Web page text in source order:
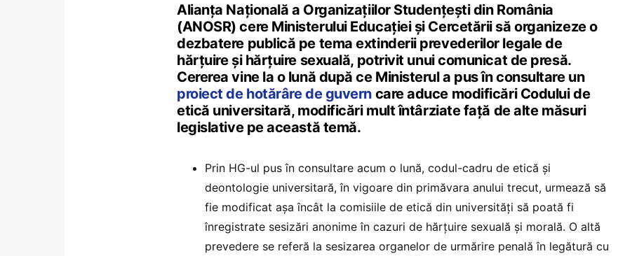
Alianța Națională a Organizațiilor Studențești din România
(ANOSR) cere Ministerului Educației și Cercetării să organizeze o
dezbatere publică pe tema extinderii prevederilor legale de
hărțuire și hărțuire sexuală, potrivit unui comunicat de presă.
Cererea vine la o lună după ce Ministerul a pus în consultare un
proiect de hotărâre de guverncare aduce modificări Codului de
etică universitară, modificări mult întârziate față de alte măsuri
legislative pe această temă.
Prin HG-ul pus în consultare acum o lună, codul-cadru de etică și
deontologie universitară, în vigoare din primăvara anului trecut, urmează să
fie modificat așa încât la comisiile de etică din universități să poată fi
înregistrate sesizări anonime în cazuri de hărțuire sexuală și morală. O altă
prevedere se referă la sesizarea organelor de urmărire penală în legătură cu